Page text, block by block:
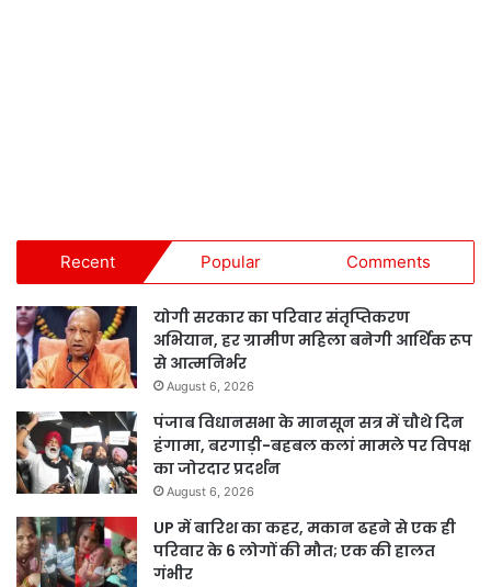
Recent Popular Comments
योगी सरकार का परिवार संतृप्तिकरण
अभियान, हर ग्रामीण महिला बनेगी आर्थिक रूप
से आत्मनिर्भर
August 6, 2026
पंजाब विधानसभा के मानसून सत्र में चौथे दिन
हंगामा, बरगाड़ी-बहबल कलां मामले पर विपक्ष
का जोरदार प्रदर्शन
August 6, 2026
UP में बारिश का कहर, मकान ढहने से एक ही
परिवार के 6 लोगों की मौत; एक की हालत
गंभीर